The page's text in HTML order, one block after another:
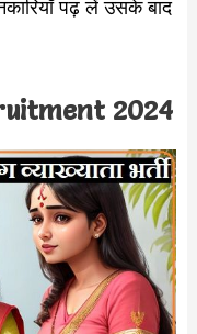
पढ़ लें उसके बाद
2024